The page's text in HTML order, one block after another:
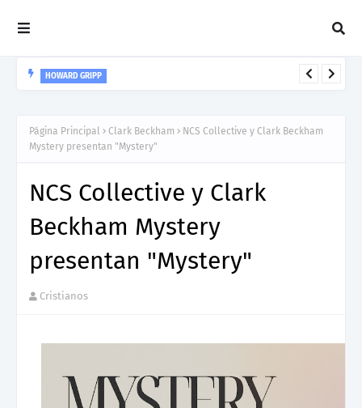
HOWARD GRIPP
Página Principal Clark Beckham
NCS Collective y Clark Beckham
Mystery presentan "Mystery"
NCS Collective y Clark
Beckham Mystery
presentan "Mystery"
Cristianos